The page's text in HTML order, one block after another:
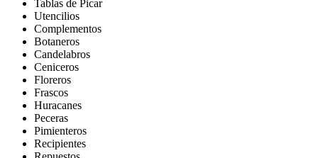
Tablas de Picar
Utencilios
Complementos
Botaneros
Candelabros
Ceniceros
Floreros
Frascos
Huracanes
Peceras
Pimienteros
Recipientes